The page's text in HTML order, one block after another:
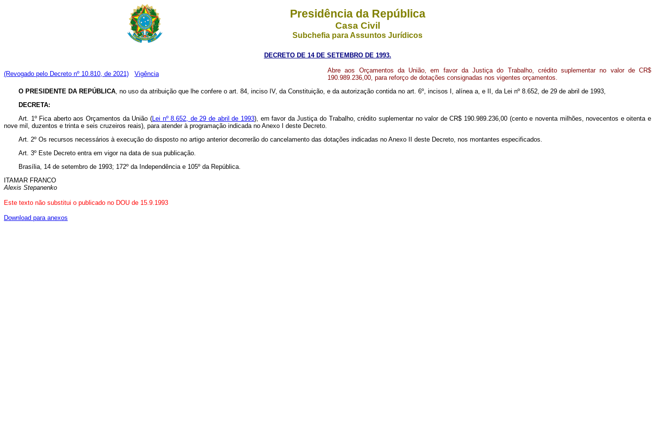
Presidência da República
Casa Civil
Subchefia para Assuntos Jurídicos
DECRETO DE 14 DE SETEMBRO DE 1993.
(Revogado pelo Decreto nº 10.810, de 2021) Vigência
Abre aos Orçamentos da União, em favor da Justiça do Trabalho, crédito suplementar no valor de CR$
190.989.236,00, para reforço de dotações consignadas nos vigentes orçamentos.
O PRESIDENTE DA REPÚBLICA, no uso da atribuição que lhe confere o art. 84, inciso IV, da Constituição, e da autorização contida no art. 6º, incisos I, alínea a, e II, da Lei nº 8.652, de 29 de abril de 1993,
DECRETA:
Art. 1º Fica aberto aos Orçamentos da União (Lei nº 8.652, de 29 de abril de 1993), em favor da Justiça do Trabalho, crédito suplementar no valor de CR$ 190.989.236,00 (cento e noventa milhões, novecentos e oitenta e
nove mil, duzentos e trinta e seis cruzeiros reais), para atender à programação indicada no Anexo I deste Decreto.
Art. 2º Os recursos necessários à execução do disposto no artigo anterior decorrerão do cancelamento das dotações indicadas no Anexo II deste Decreto, nos montantes especificados.
Art. 3º Este Decreto entra em vigor na data de sua publicação.
Brasília, 14 de setembro de 1993; 172º da Independência e 105º da República.
ITAMAR FRANCO
Alexis Stepanenko
Este texto não substitui o publicado no DOU de 15.9.1993
Download para anexos